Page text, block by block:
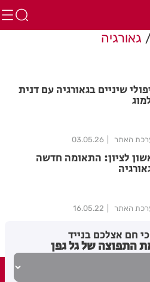
גאורגיה
שיניים בגאורגיה עם דנית
האתר 03.05.26
לציון: התאומה חדשה
האתר 16.05.22
חם אצלכם בנייד
התפוצה של גל גפן